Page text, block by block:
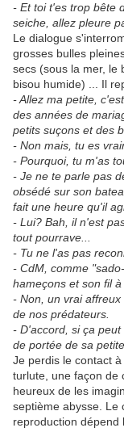
- Et toi t'es trop bête
seiche, allez pleure
Le dialogue
grosses bulles
secs (sous la mer, le
bisou humide) ... Il
- Allez ma petite,
des années de
petits suçons et des
- Non mais, tu es
- Pourquoi, tu m'as
- Je ne te parle pas
obsédé sur son
fait une heure qu'il
- Lui? Bah, il n'est
tout pourrave...
- Tu ne l'as pas
- CdM, comme
hameçons et son fil
- Non, un vrai
de nos prédateurs.
- D'accord, si ça
de portée de sa petite
Je perdis le contact
turlute, une façon de
heureux de les
septième abysse. Le
reproduction dépend